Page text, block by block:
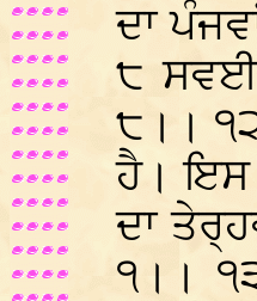
ਦਾ
੮
੮।।
ਹੈ। ਇਸ
ਦਾ
੧।।